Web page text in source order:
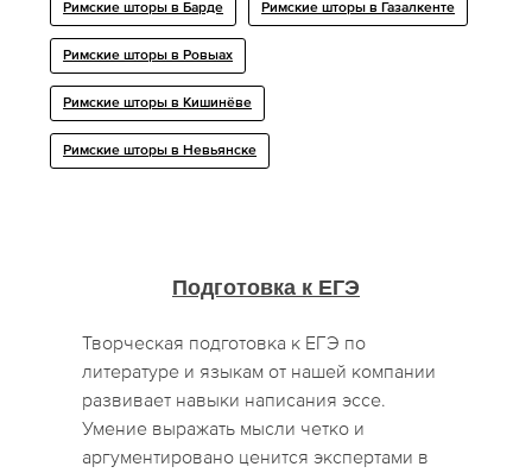
Римские шторы в Барде Римские шторы в Газалкенте
Римские шторы в Ровыах
Римские шторы в Кишинёве
Римские шторы в Невьянске
Подготовка к ЕГЭ
Творческая подготовка к ЕГЭ по
литературе и языкам от нашей компании
развивает навыки написания эссе.
Умение выражать мысли четко и
аргументировано ценится экспертами в